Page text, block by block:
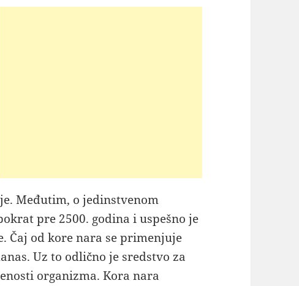
Međutim, o jedinstvenom
pre 2500. godina i uspešno je
Čaj od kore nara se primenjuje
Uz to odlično je sredstvo za
organizma. Kora nara